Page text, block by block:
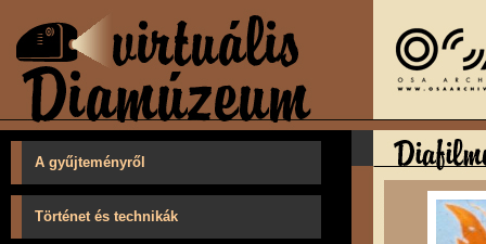
A gyűjteményről
Történet és technikák